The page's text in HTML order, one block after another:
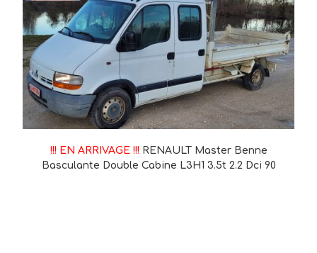
!!! EN ARRIVAGE !!! RENAULT Master Benne
Basculante Double Cabine L3H1 3.5t 2.2 Dci 90